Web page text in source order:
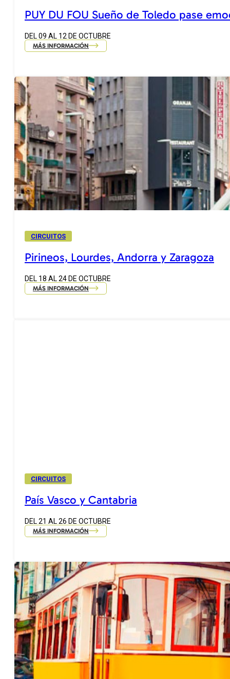
PUY DU FOU Sueño de Toledo pase
DEL 09 AL 12 DE OCTUBRE
MÁS INFORMACIÓN
CIRCUITOS
Pirineos, Lourdes, Andorra y Zaragoza
DEL 18 AL 24 DE OCTUBRE
MÁS INFORMACIÓN
CIRCUITOS
País Vasco y Cantabria
DEL 21 AL 26 DE OCTUBRE
MÁS INFORMACIÓN